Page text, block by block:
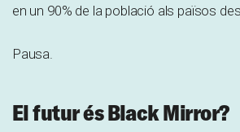
en un 90% de la població als països
Pausa.
El futur és Black Mirror?